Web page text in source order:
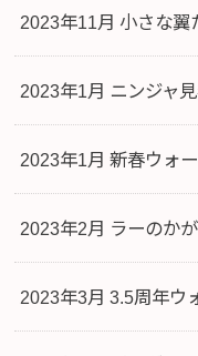
2023年11月 小さな翼
2023年1月 ニンジャ
2023年1月 新春ウォ
2023年2月 ラーのか
2023年3月 3.5周年ウ